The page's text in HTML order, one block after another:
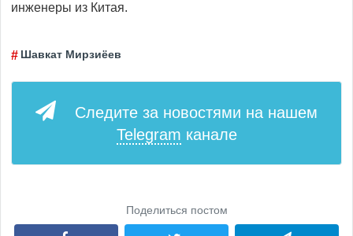
инженеры из Китая.
Шавкат Мирзиёев
Следите за новостями на нашем
Telegram канале
Поделиться постом